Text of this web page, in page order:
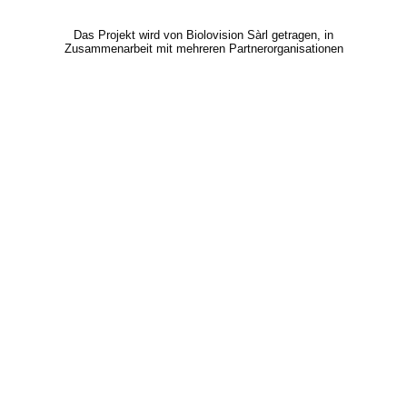
Das Projekt wird von Biolovision Sàrl getragen, in
Zusammenarbeit mit mehreren Partnerorganisationen